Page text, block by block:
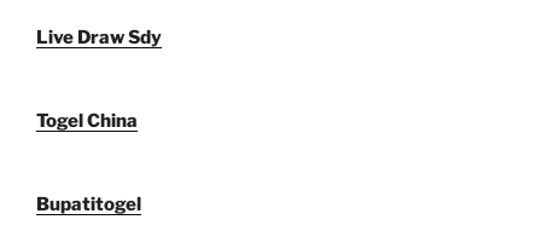
Live Draw Sdy
Togel China
Bupatitogel